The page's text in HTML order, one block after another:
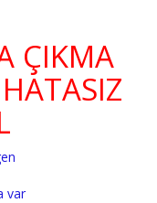
ÇIKMA
var